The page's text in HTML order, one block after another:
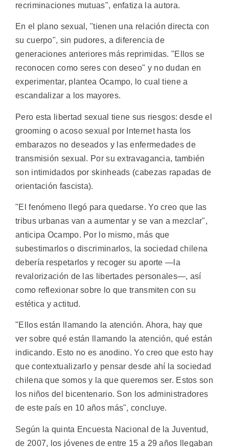
recriminaciones mutuas", enfatiza la autora.
En el plano sexual, "tienen una relación directa con
su cuerpo", sin pudores, a diferencia de
generaciones anteriores más reprimidas. "Ellos se
reconocen como seres con deseo" y no dudan en
experimentar, plantea Ocampo, lo cual tiene a
escandalizar a los mayores.
Pero esta libertad sexual tiene sus riesgos: desde el
grooming o acoso sexual por Internet hasta los
embarazos no deseados y las enfermedades de
transmisión sexual. Por su extravagancia, también
son intimidados por skinheads (cabezas rapadas de
orientación fascista).
"El fenómeno llegó para quedarse. Yo creo que las
tribus urbanas van a aumentar y se van a mezclar",
anticipa Ocampo. Por lo mismo, más que
subestimarlos o discriminarlos, la sociedad chilena
debería respetarlos y recoger su aporte —la
revalorización de las libertades personales—, así
como reflexionar sobre lo que transmiten con su
estética y actitud.
"Ellos están llamando la atención. Ahora, hay que
ver sobre qué están llamando la atención, qué están
indicando. Esto no es anodino. Yo creo que esto hay
que contextualizarlo y pensar desde ahí la sociedad
chilena que somos y la que queremos ser. Estos son
los niños del bicentenario. Son los administradores
de este país en 10 años más", concluye.
Según la quinta Encuesta Nacional de la Juventud,
de 2007, los jóvenes de entre 15 a 29 años llegaban